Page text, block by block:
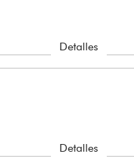
Detalles
Detalles